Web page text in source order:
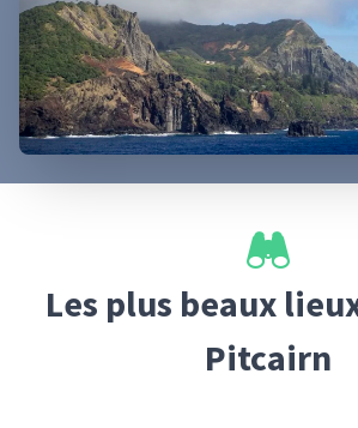
Les plus beaux
Pitcairn